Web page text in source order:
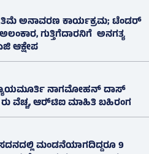
ಅನಾವರಣ ಕಾರ್ಯಕ್ರಮ; ಟೆಂಡರ್
ಗುತ್ತಿಗೆದಾರನಿಗೆ ಅನಗತ್ಯ
ಆಕ್ಷೇಪ
ನಾಗಮೋಹನ್ ದಾಸ್
ವೆಚ್ಚ, ಆರ್‍‌ಟಿಐ ಮಾಹಿತಿ ಬಹಿರಂಗ
ಮಂಡನೆಯಾಗದಿದ್ದರೂ 9